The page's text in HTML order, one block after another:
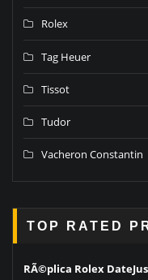
Rolex
Tag Heuer
Tissot
Tudor
Vacheron Constantin
TOP RATED
RÃ©plica Rolex